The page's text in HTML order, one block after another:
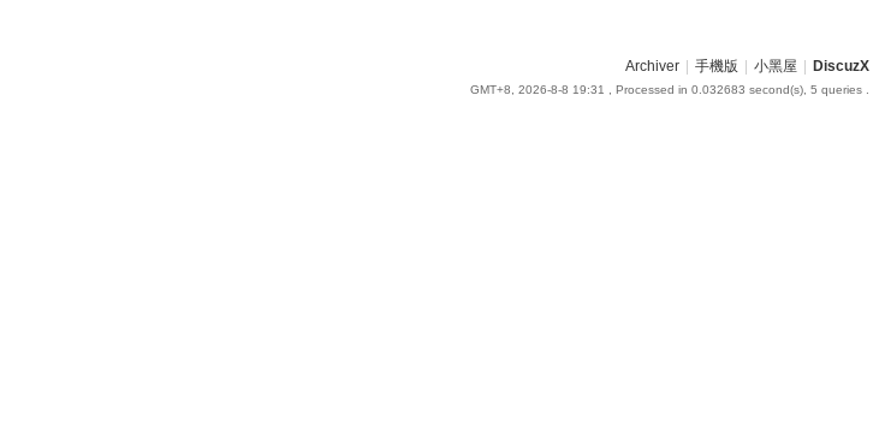
Archiver 手機版 小黑屋 DiscuzX
GMT+8, 2026-8-8 19:31 , Processed in 0.032683 second(s), 5 queries .